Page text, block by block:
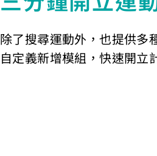
除了搜尋運動外，也提供多
自定義新增模組，快速開立